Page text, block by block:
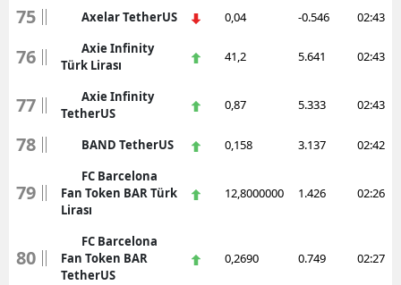
75 Axelar TetherUS 0,04 -0.546 02:43
76
Axie Infinity
Türk Lirası
41,2 5.641 02:43
77
Axie Infinity
TetherUS
0,87 5.333 02:43
78 BAND TetherUS 0,158 3.137 02:42
79
FC Barcelona
Fan Token BAR Türk
Lirası
12,8000000 1.426 02:26
80
FC Barcelona
Fan Token BAR
TetherUS
0,2690 0.749 02:27